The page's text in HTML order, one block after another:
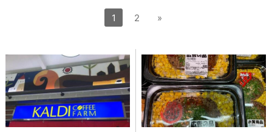
1 2 »